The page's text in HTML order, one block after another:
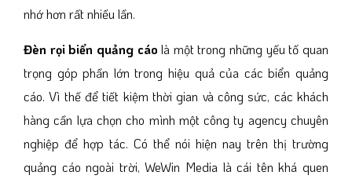
nhớ hơn rất nhiều lần.
Đèn rọi biển quảng cáo là một trong những yếu tố quan
trọng góp phần lớn trong hiệu quả của các biển quảng
cáo. Vì thế để tiết kiệm thời gian và công sức, các khách
hàng cần lựa chọn cho mình một công ty agency chuyên
nghiệp để hợp tác. Có thể nói hiện nay trên thị trường
quảng cáo ngoài trời, WeWin Media là cái tên khá quen